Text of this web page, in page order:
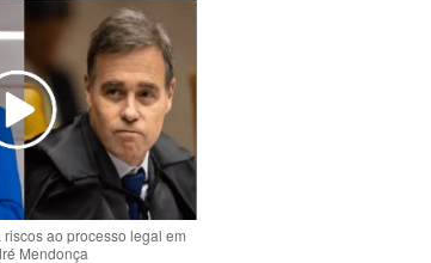
ao processo legal em
Mendonça